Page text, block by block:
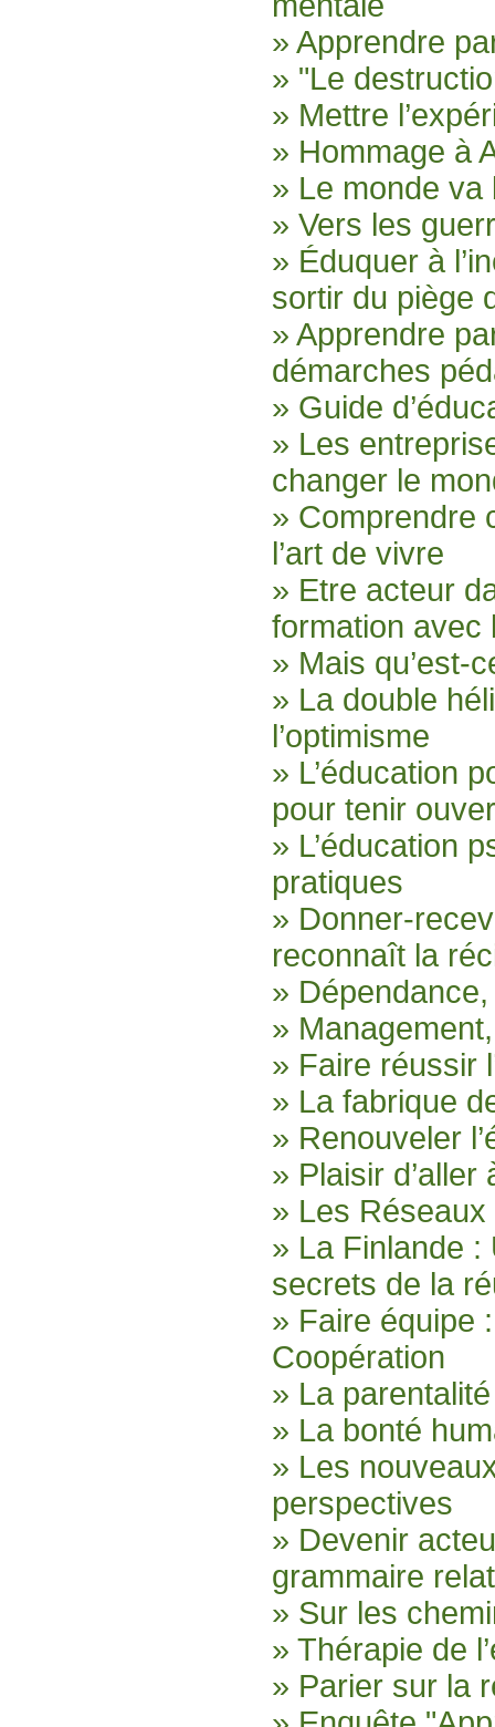
» Apprendre
» "Le
» Mettre
» Hommage à
» Le monde
» Vers les
» Éduquer à
sortir du piège
» Apprendre
démarches
» Guide
» Les
changer le
» Comprendre
l’art de vivre
» Etre acteur
formation avec
» Mais qu’est-
» La double
l’optimisme
» L’éducation
pour tenir
» L’éducation
pratiques
» Donner-
reconnaît la
»
»
» Faire réussir
» La fabrique
» Renouveler
» Plaisir d’aller
» Les Réseaux
» La Finlande :
secrets de la
» Faire équipe
Coopération
» La
» La bonté
» Les
perspectives
» Devenir
grammaire
» Sur les
» Thérapie de
» Parier sur la